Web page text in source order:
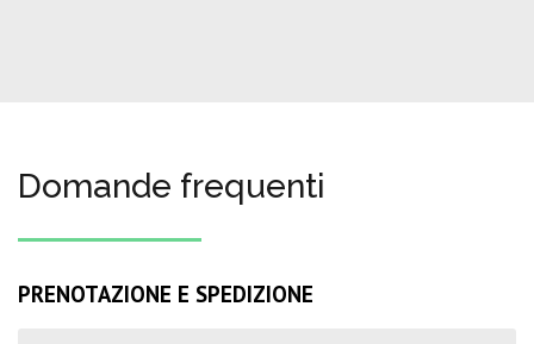
Domande frequenti
PRENOTAZIONE E SPEDIZIONE